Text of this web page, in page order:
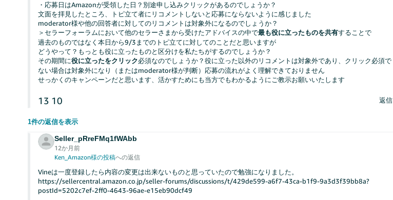
・応募日はAmazonが受領した日？別途申し込みクリックがあるのでしょうか？
文面を拝見したところ、トピ立て者にリコメントしないと応募にならないように感じました
moderator様や他の回答者に対してのリコメントは対象外になるのでしょうか？
＞セラーフォーラムにおいて他のセラーさまから受けたアドバイスの中で最も役に立ったものを共有することで
過去のものではなく本日から9/3までのトピ立てに対してのことだと思いますが
どうやって？もっとも役に立ったものと区分けを私たちがするのでしょうか？
その期間に役に立ったをクリック必須なのでしょうか？役に立った以外のリコメントは対象外であり、クリック必須で
ない場合は対象外になり（またはmoderator様が判断）応募の流れがよく理解できておりません
せっかくのキャンペーンだと思います、活かすためにも当方でもわかるようにご教示お願いいたします
13 10 返信
1件の返信を表示
Seller_pRreFMq1fWAbb
12か月前
Ken_Amazon様の投稿への返信
Vineは一度登録したら内容の変更は出来ないものと思っていたので勉強になりました。
https://sellercentral.amazon.co.jp/seller-forums/discussions/t/429de599-a6f7-43ca-b1f9-9a3d3f39bb8a?
postId=5202c7ef-2ff0-4643-96ae-e15eb90dcf49